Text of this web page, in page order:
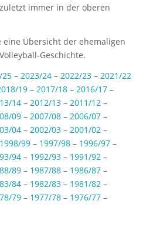
immer in der oberen
eine Übersicht der ehemaligen
Geschichte.
25– 2023/24– 2022/23– 2021/22
19– 2017/18– 2016/17–
14– 2012/13– 2011/12 –
09– 2007/08– 2006/07–
04– 2002/03– 2001/02 –
1998/99– 1997/98– 1996/97–
94– 1992/93– 1991/92 –
89– 1987/88– 1986/87–
84– 1982/83– 1981/82 –
79– 1977/78– 1976/77–